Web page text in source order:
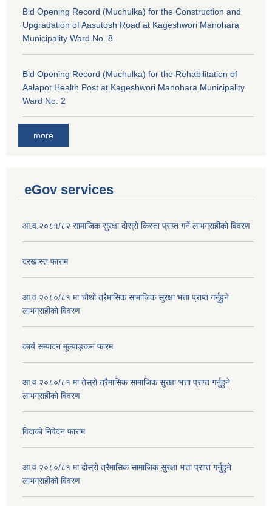
Bid Opening Record (Muchulka) for the Construction and
Upgradation of Aasutosh Road at Kageshwori Manohara
Municipality Ward No. 8
Bid Opening Record (Muchulka) for the Rehabilitation of
Aalapot Health Post at Kageshwori Manohara Municipality
Ward No. 2
more
eGov services
आ.व.२०८१/८२ सामाजिक सुरक्षा दोस्रो किस्ता प्राप्त गर्ने लाभग्राहीको विवरण
दरखास्त फाराम
आ.व.२०८०/८१ मा चौथो त्रैमासिक सामाजिक सुरक्षा भत्ता प्राप्त गर्नुहुने
लाभग्राहीको विवरण
कार्य सम्पादन मूल्याङ्कन फारम
आ.व.२०८०/८१ मा तेस्रो त्रैमासिक सामाजिक सुरक्षा भत्ता प्राप्त गर्नुहुने
लाभग्राहीको विवरण
विदाको निवेदन फाराम
आ.व.२०८०/८१ मा दोस्रो त्रैमासिक सामाजिक सुरक्षा भत्ता प्राप्त गर्नुहुने
लाभग्राहीको विवरण